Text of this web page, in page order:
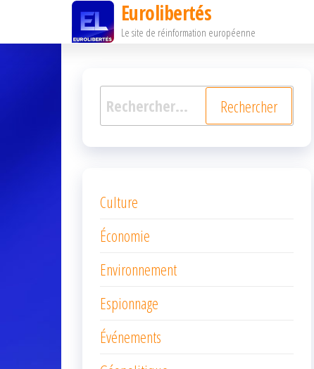
ce
Eurolibertés
Le site de réinformation européenne
Rechercher :
Culture
Économie
Environnement
Espionnage
Événements